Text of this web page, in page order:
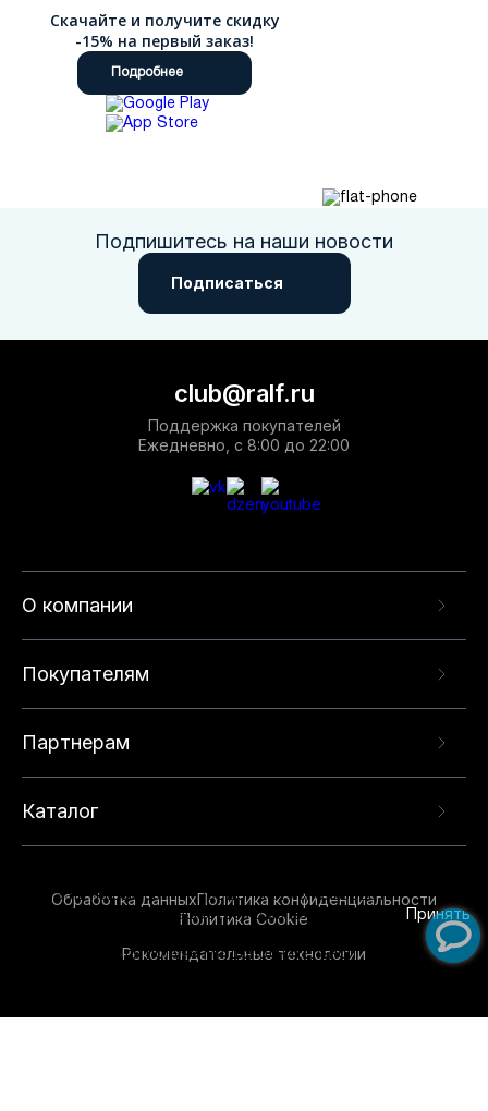
Скачайте и получите скидку
-15% на первый заказ!
Подробнее
Подпишитесь на наши новости
Подписаться
О компании
Покупателям
Партнерам
Каталог
club@ralf.ru
Поддержка покупателей
Ежедневно, с 8:00 до 22:00
Обработка данныхПолитика конфиденциальности
Политика Cookie
Рекомендательные технологии
опыта на нашем сайте. Продолжая использовать
данный сайт, вы соглашаетесь с использованием
технологий. Для получения дополнительной
Принять